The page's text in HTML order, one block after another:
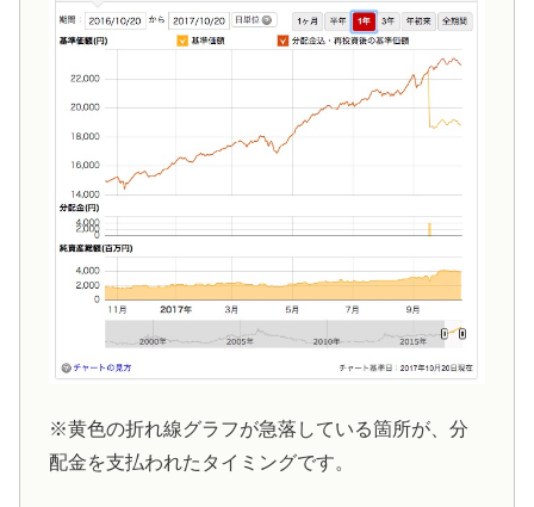
※黄色の折れ線グラフが急落している箇所が、分
配金を支払われたタイミングです。